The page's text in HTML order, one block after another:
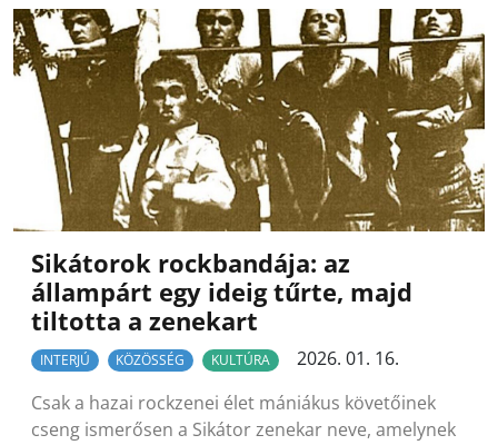
Sikátorok rockbandája: az
állampárt egy ideig tűrte, majd
tiltotta a zenekart
INTERJÚ KÖZÖSSÉG KULTÚRA
2026. 01. 16.
Csak a hazai rockzenei élet mániákus követőinek
cseng ismerősen a Sikátor zenekar neve, amelynek